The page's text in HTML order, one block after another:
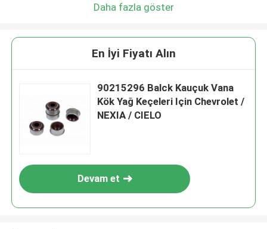
Daha fazla göster
En İyi Fiyatı Alın
90215296 Balck Kauçuk Vana
Kök Yağ Keçeleri Için Chevrolet /
NEXIA / CIELO
Devam et